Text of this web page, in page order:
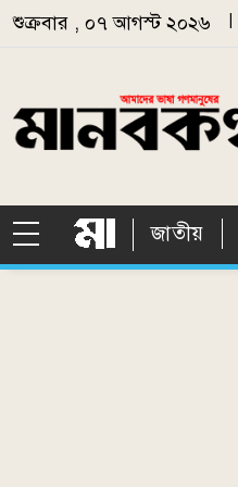
Skip to main content
শুক্রবার , ০৭ আগস্ট ২০২৬
জাতীয়